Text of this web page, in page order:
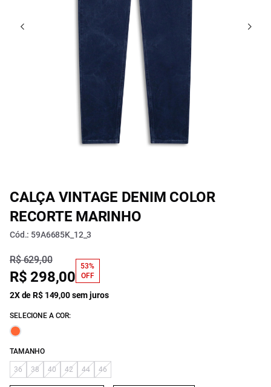
CALÇA VINTAGE DENIM COLOR
RECORTE MARINHO
Cód.: 59A6685K_12_3
R$ 629,00
R$ 298,00
53%
OFF
2X de R$ 149,00 sem juros
SELECIONE A COR:
TAMANHO
36 38 40 42 44 46